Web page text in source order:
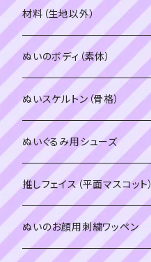
ソフトボア（5mm）
ぬいトリコット
スキンカラー生地
カーリーベルボア
パウダーボア（4mm）
ウィッグボア（8cm）
ソフトボア
スキンカラー系
白系
赤・ピンク系
紫系
青系
緑系
ぬいトリコット
スキンカラー系
白系
赤・ピンク系
紫系
青系
材料（生地以外）
アイロン接着シート
ステッチカラー
ミニワッペン
リボン
ぬいのボディ（素体）
ぬいスケルトン（骨格）
ぬいぐるみ用シューズ
推しフェイス（平面マスコット）
ぬいのお顔用刺繍ワッペン